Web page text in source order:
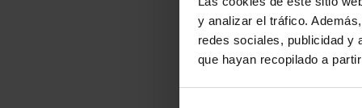
y analizar el tráfico.
redes sociales, publicidad y
que hayan recopilado a
fresca y
narrar el
Placer,
Bajo la